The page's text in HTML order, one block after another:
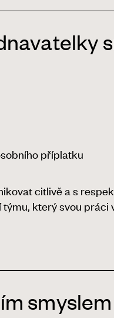
příplatku
citlivě a s
který svou práci
smyslem